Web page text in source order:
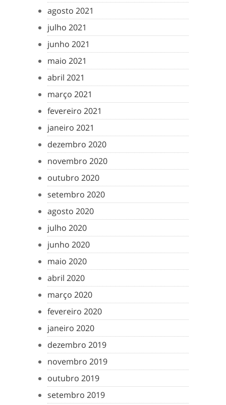
agosto 2021
julho 2021
junho 2021
maio 2021
abril 2021
março 2021
fevereiro 2021
janeiro 2021
dezembro 2020
novembro 2020
outubro 2020
setembro 2020
agosto 2020
julho 2020
junho 2020
maio 2020
abril 2020
março 2020
fevereiro 2020
janeiro 2020
dezembro 2019
novembro 2019
outubro 2019
setembro 2019